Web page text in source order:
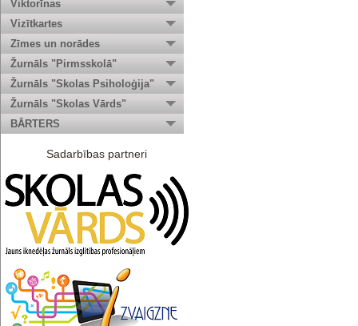
Viktorīnas
Vizītkartes
Zīmes un norādes
Žurnāls "Pirmsskolā"
Žurnāls "Skolas Psiholoģija"
Žurnāls "Skolas Vārds"
BĀRTERS
Sadarbības partneri